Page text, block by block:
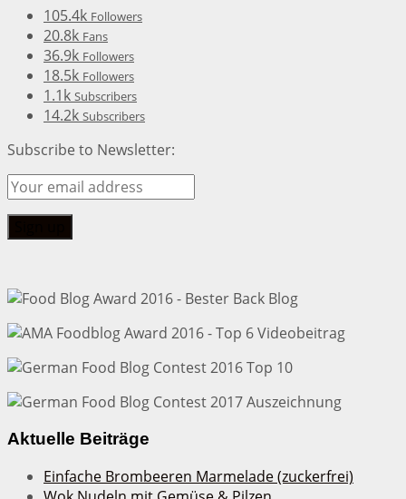
105.4k Followers
20.8k Fans
36.9k Followers
18.5k Followers
1.1k Subscribers
14.2k Subscribers
Subscribe to Newsletter:
Aktuelle Beiträge
Einfache Brombeeren Marmelade (zuckerfrei)